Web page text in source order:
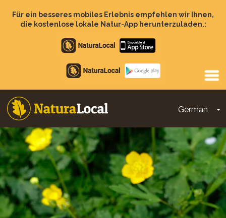
zumFür ein besseres mobiles Erlebnis empfehlen wir Ihnen,
die kostenlose lokale Natur-App herunterzuladen.:
Apple
store
Google
Play
German
Main
navigation